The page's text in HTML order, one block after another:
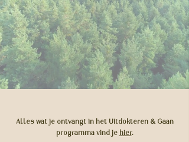
Alles wat je ontvangt in het Uitdokteren & Gaan
programma vind je hier.